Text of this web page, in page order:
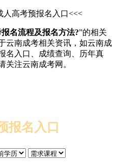
高考预报名入口<<<
名流程及报名方法?”的相关
云南成考相关资讯，如云南成
名入口、成绩查询、历年真
关注云南成考网。
报名入口